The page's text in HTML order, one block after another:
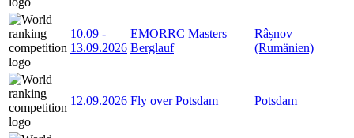
10.09 -
13.09.2026
EMORRC Masters
Berglauf
Râșnov
(Rumänien)
12.09.2026 Fly over Potsdam Potsdam